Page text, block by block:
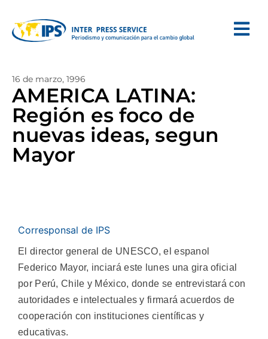
16 de marzo, 1996
AMERICA LATINA:
Región es foco de
nuevas ideas, segun
Mayor
Corresponsal de IPS
El director general de UNESCO, el espanol
Federico Mayor, inciará este lunes una gira oficial
por Perú, Chile y México, donde se entrevistará con
autoridades e intelectuales y firmará acuerdos de
cooperación con instituciones científicas y
educativas.